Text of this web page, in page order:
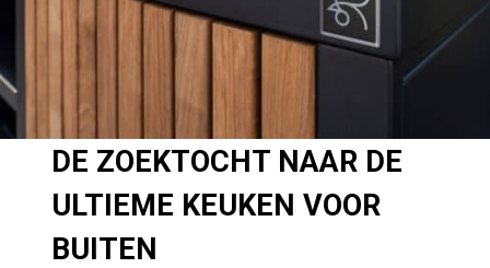
DE ZOEKTOCHT NAAR DE
ULTIEME KEUKEN VOOR
BUITEN